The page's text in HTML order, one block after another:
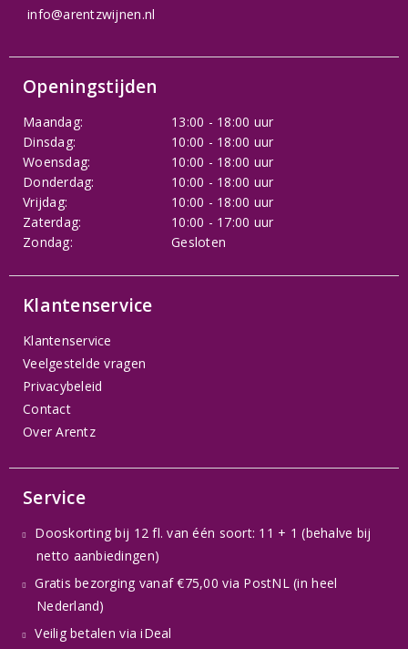
info@arentzwijnen.nl
Openingstijden
Maandag:
13:00 - 18:00 uur
Dinsdag:
10:00 - 18:00 uur
Woensdag:
10:00 - 18:00 uur
Donderdag:
10:00 - 18:00 uur
Vrijdag:
10:00 - 18:00 uur
Zaterdag:
10:00 - 17:00 uur
Zondag:
Gesloten
Klantenservice
Klantenservice
Veelgestelde vragen
Privacybeleid
Contact
Over Arentz
Service
Dooskorting bij 12 fl. van één soort: 11 + 1 (behalve bij
netto aanbiedingen)
Gratis bezorging vanaf €75,00 via PostNL (in heel
Nederland)
Veilig betalen via iDeal